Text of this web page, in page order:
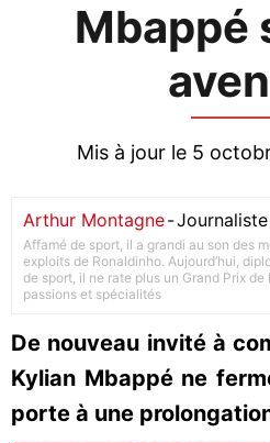
Mbappé
Mis à jour le 5
Arthur Montagne-Journaliste
Affamé de sport, il a grandi au son des
exploits de Ronaldinho. Aujourd’hui,
de sport, il ne rate plus un Grand Prix
passions et spécialités
De nouveau invité à
Kylian Mbappé ne
porte à une